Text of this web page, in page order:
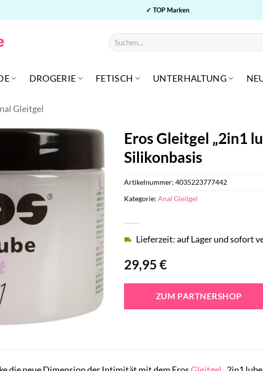
✓ TOP Marken
Suchen
nach:
DROGERIE FETISCH UNTERHALTUNG
Gleitgel
Eros Gleitgel „2in1
Silikonbasis
29,95€
Lieferzeit: auf Lager und sofort
ZUM PARTNERSHOP
Artikelnummer:4035223777442
Kategorie:Anal Gleitgel